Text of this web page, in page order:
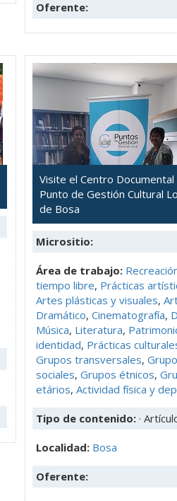
Oferente:
Visite el Centro Documental
Punto de Gestión Cultural
de Bosa
Micrositio:
Área de trabajo:
tiempo libre, Prácticas
Artes plásticas y visuales,
Dramático, Cinematografía,
Música, Literatura,
identidad, Prácticas
Grupos transversales,
sociales, Grupos étnicos,
etários, Actividad física y
Tipo de contenido: ·
Localidad: Bosa
Oferente: